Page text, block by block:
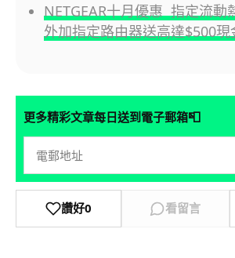
NETGEAR十月優惠 指定流動
外加指定路由器送高達$500現
更多精彩文章每日送到電子郵箱📮
讚好0 看留言